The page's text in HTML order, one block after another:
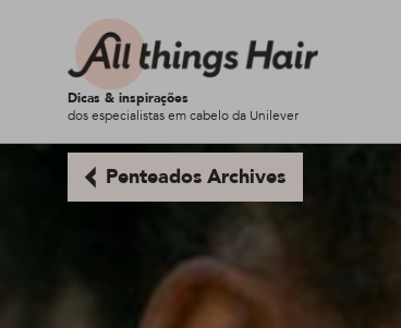
Dicas & inspirações
dos especialistas em cabelo da Unilever
Penteados Archives